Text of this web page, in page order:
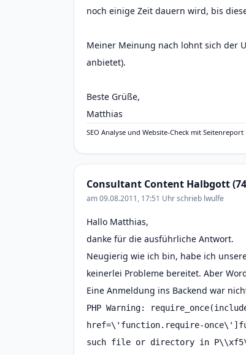
noch einige Zeit dauern wird, bis
Meiner Meinung nach lohnt sich der
anbietet).
Beste Grüße,
Matthias
SEO Analyse und Website-Check mit Seitenreport
Consultant Content Halbgott
am 09.08.2011, 17:51 Uhr schrieb lwulfe
Hallo Matthias,
danke für die ausführliche Antwort.
Neugierig wie ich bin, habe ich
keinerlei Probleme bereitet. Aber
Eine Anmeldung ins Backend war
PHP Warning:
href=\'function.require-
such file or directory in